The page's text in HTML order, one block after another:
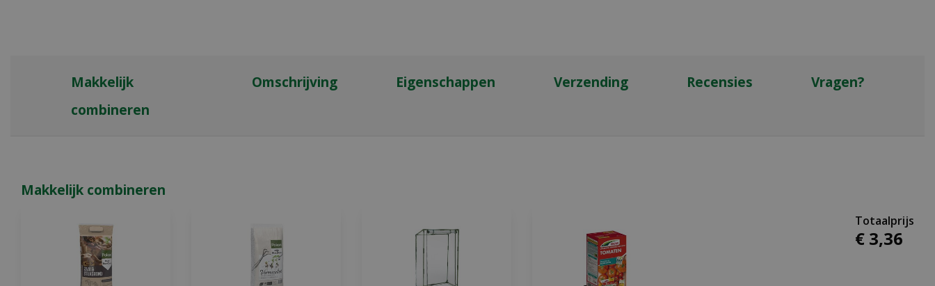
Makkelijk
combineren
Omschrijving Eigenschappen Verzending Recensies Vragen?
Makkelijk combineren
€ 3,36